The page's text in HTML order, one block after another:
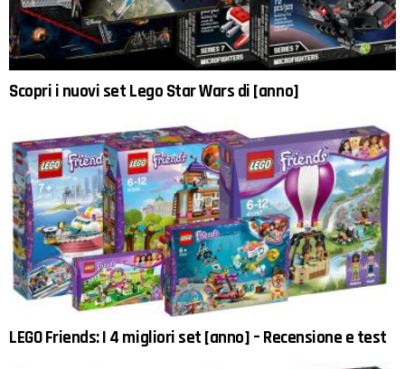
Scopri i nuovi set Lego Star Wars di [anno]
LEGO Friends: I 4 migliori set [anno] – Recensione e test